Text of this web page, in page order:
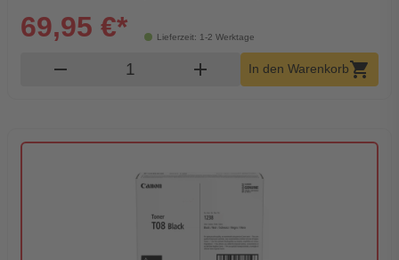
Lieferzeit: 1-2 Werktage
69,95 €*
remove Produkt Warenkorb Menge
add In den Warenkorbshopping_cart